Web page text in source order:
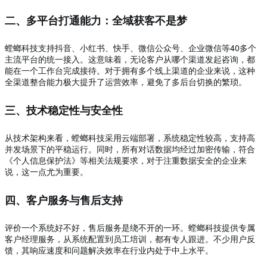
二、多平台打通能力：全域获客不是梦
螳螂科技支持抖音、小红书、快手、微信公众号、企业微信等40多个
主流平台的统一接入。这意味着，无论客户从哪个渠道发起咨询，都
能在一个工作台完成接待。对于拥有多个线上渠道的企业来说，这种
全渠道整合能力极大提升了运营效率，避免了多后台切换的繁琐。
三、技术稳定性与安全性
从技术架构来看，螳螂科技采用云端部署，系统稳定性较高，支持高
并发场景下的平稳运行。同时，所有对话数据均经过加密传输，符合
《个人信息保护法》等相关法规要求，对于注重数据安全的企业来
说，这一点尤为重要。
四、客户服务与售后支持
评价一个系统好不好，售后服务是绕不开的一环。螳螂科技提供专属
客户经理服务，从系统配置到员工培训，都有专人跟进。不少用户反
馈，其响应速度和问题解决效率在行业内处于中上水平。